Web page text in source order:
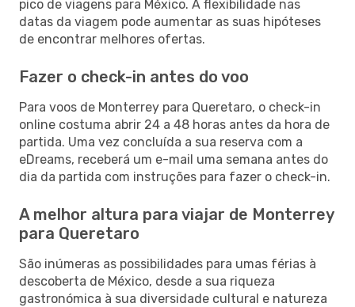
pico de viagens para México. A flexibilidade nas
datas da viagem pode aumentar as suas hipóteses
de encontrar melhores ofertas.
Fazer o check-in antes do voo
Para voos de Monterrey para Queretaro, o check-in
online costuma abrir 24 a 48 horas antes da hora de
partida. Uma vez concluída a sua reserva com a
eDreams, receberá um e-mail uma semana antes do
dia da partida com instruções para fazer o check-in.
A melhor altura para viajar de Monterrey
para Queretaro
São inúmeras as possibilidades para umas férias à
descoberta de México, desde a sua riqueza
gastronómica à sua diversidade cultural e natureza